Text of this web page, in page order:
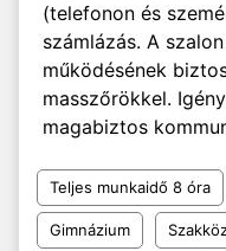
(telefonon és
számlázás. A
működésének
masszőrökkel.
magabiztos
Teljes munkaidő 8 óra
Gimnázium